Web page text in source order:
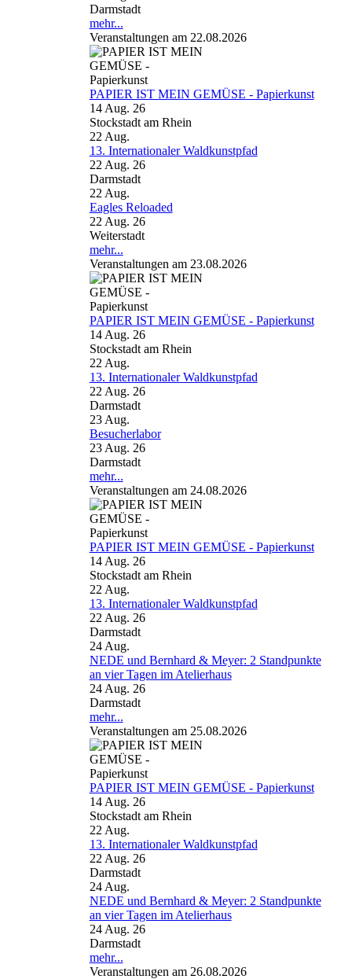
Darmstadt
mehr...
Veranstaltungen am 22.08.2026
PAPIER IST MEIN GEMÜSE - Papierkunst
14 Aug. 26
Stockstadt am Rhein
22 Aug.
13. Internationaler Waldkunstpfad
22 Aug. 26
Darmstadt
22 Aug.
Eagles Reloaded
22 Aug. 26
Weiterstadt
mehr...
Veranstaltungen am 23.08.2026
PAPIER IST MEIN GEMÜSE - Papierkunst
14 Aug. 26
Stockstadt am Rhein
22 Aug.
13. Internationaler Waldkunstpfad
22 Aug. 26
Darmstadt
23 Aug.
Besucherlabor
23 Aug. 26
Darmstadt
mehr...
Veranstaltungen am 24.08.2026
PAPIER IST MEIN GEMÜSE - Papierkunst
14 Aug. 26
Stockstadt am Rhein
22 Aug.
13. Internationaler Waldkunstpfad
22 Aug. 26
Darmstadt
24 Aug.
NEDE und Bernhard & Meyer: 2 Standpunkte
an vier Tagen im Atelierhaus
24 Aug. 26
Darmstadt
mehr...
Veranstaltungen am 25.08.2026
PAPIER IST MEIN GEMÜSE - Papierkunst
14 Aug. 26
Stockstadt am Rhein
22 Aug.
13. Internationaler Waldkunstpfad
22 Aug. 26
Darmstadt
24 Aug.
NEDE und Bernhard & Meyer: 2 Standpunkte
an vier Tagen im Atelierhaus
24 Aug. 26
Darmstadt
mehr...
Veranstaltungen am 26.08.2026